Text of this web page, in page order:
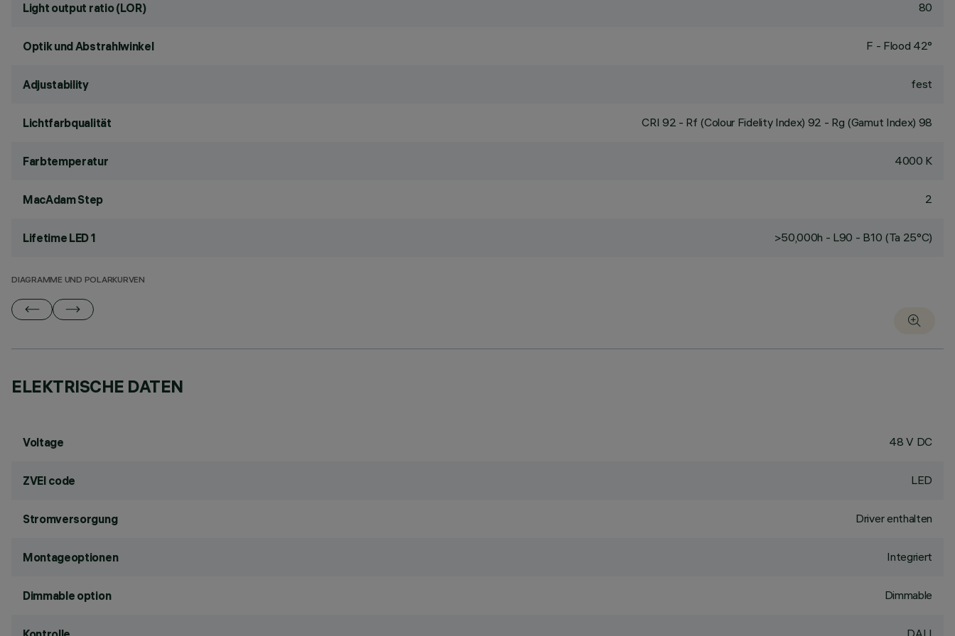
Light output ratio (LOR) 80
Optik und Abstrahlwinkel F - Flood 42°
Adjustability fest
Lichtfarbqualität CRI 92 - Rf (Colour Fidelity Index) 92 - Rg (Gamut Index) 98
Farbtemperatur 4000 K
MacAdam Step 2
Lifetime LED 1 >50,000h - L90 - B10 (Ta 25°C)
DIAGRAMME UND POLARKURVEN
ELEKTRISCHE DATEN
Voltage 48 V DC
ZVEI code LED
Stromversorgung Driver enthalten
Montageoptionen Integriert
Dimmable option Dimmable
DALI